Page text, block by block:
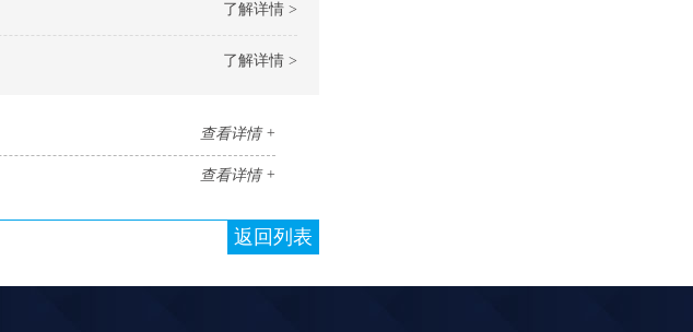
了解详情 >
了解详情 >
查看详情 +
查看详情 +
返回列表